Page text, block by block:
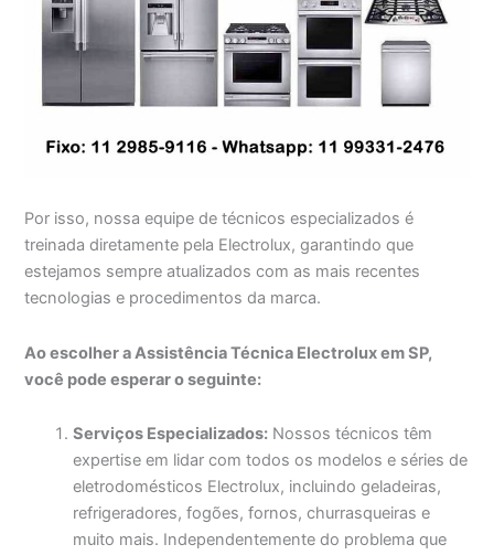
Por isso, nossa equipe de técnicos especializados é
treinada diretamente pela Electrolux, garantindo que
estejamos sempre atualizados com as mais recentes
tecnologias e procedimentos da marca.
Ao escolher a Assistência Técnica Electrolux em SP,
você pode esperar o seguinte:
Serviços Especializados: Nossos técnicos têm
expertise em lidar com todos os modelos e séries de
eletrodomésticos Electrolux, incluindo geladeiras,
refrigeradores, fogões, fornos, churrasqueiras e
muito mais. Independentemente do problema que